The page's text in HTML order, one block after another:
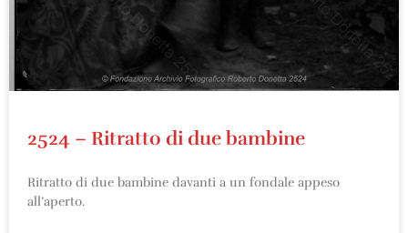
2524 – Ritratto di due bambine
Ritratto di due bambine davanti a un fondale appeso
all’aperto.